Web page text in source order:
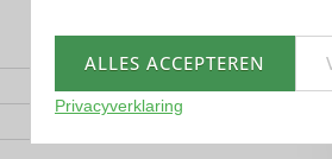
ALLES ACCEPTEREN
Privacyverklaring